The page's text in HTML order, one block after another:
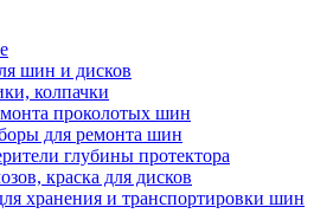
шин и дисков
колпачки
проколотых шин
для ремонта шин
глубины протектора
краска для дисков
хранения и транспортировки шин